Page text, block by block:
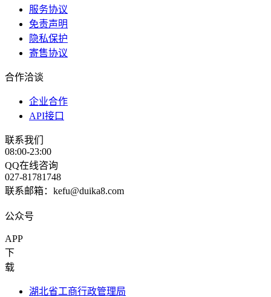
服务协议
免责声明
隐私保护
寄售协议
合作洽谈
企业合作
API接口
联系我们
08:00-23:00
QQ在线咨询
027-81781748
联系邮箱：kefu@duika8.com
公众号
APP
下
载
湖北省工商行政管理局